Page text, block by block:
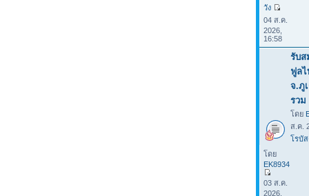
วัง
04 ส.ค.
2026,
16:58
รับส
ฟูล
จ.ภู
รวม
โดย
ส.ค.
โรบั
โดย
EK8934
03 ส.ค.
2026,